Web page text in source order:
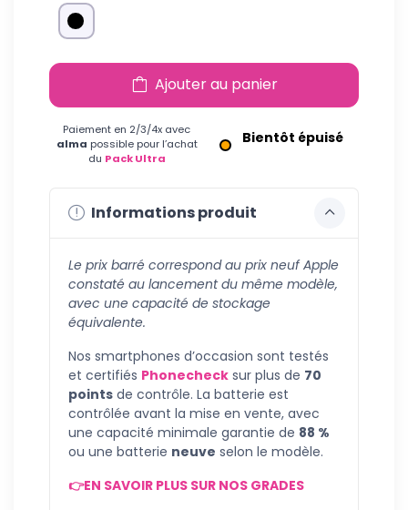
Ajouter au panier
Paiement en 2/3/4x avec
alma possible pour l’achat
du Pack Ultra
Bientôt épuisé
Informations produit
Le prix barré correspond au prix neuf Apple
constaté au lancement du même modèle,
avec une capacité de stockage
équivalente.
Nos smartphones d’occasion sont testés
et certifiés Phonecheck sur plus de 70
points de contrôle. La batterie est
contrôlée avant la mise en vente, avec
une capacité minimale garantie de 88 %
ou une batterie neuve selon le modèle.
👉EN SAVOIR PLUS SUR NOS GRADES